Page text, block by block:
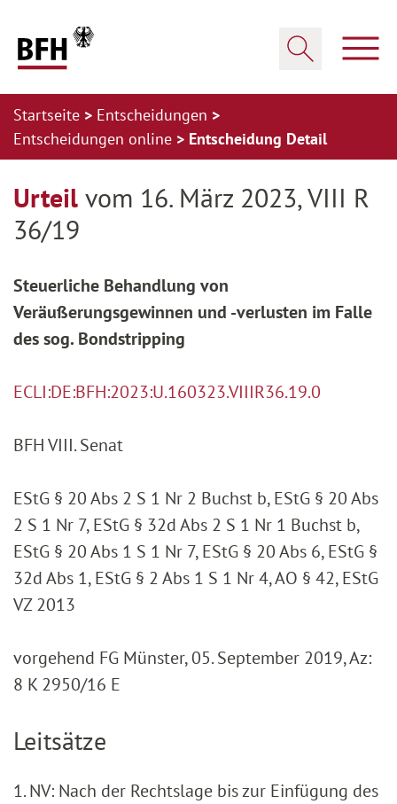
Startseite
Entscheidungen
Entscheidungen online
Entscheidung Detail
Urteil vom 16. März 2023, VIII R
36/19
Steuerliche Behandlung von
Veräußerungsgewinnen und -verlusten im Falle
des sog. Bondstripping
ECLI:DE:BFH:2023:U.160323.VIIIR36.19.0
BFH VIII. Senat
EStG § 20 Abs 2 S 1 Nr 2 Buchst b, EStG § 20 Abs
2 S 1 Nr 7, EStG § 32d Abs 2 S 1 Nr 1 Buchst b,
EStG § 20 Abs 1 S 1 Nr 7, EStG § 20 Abs 6, EStG §
32d Abs 1, EStG § 2 Abs 1 S 1 Nr 4, AO § 42, EStG
VZ 2013
vorgehend FG Münster, 05. September 2019, Az:
8 K 2950/16 E
Leitsätze
1. NV: Nach der Rechtslage bis zur Einfügung des